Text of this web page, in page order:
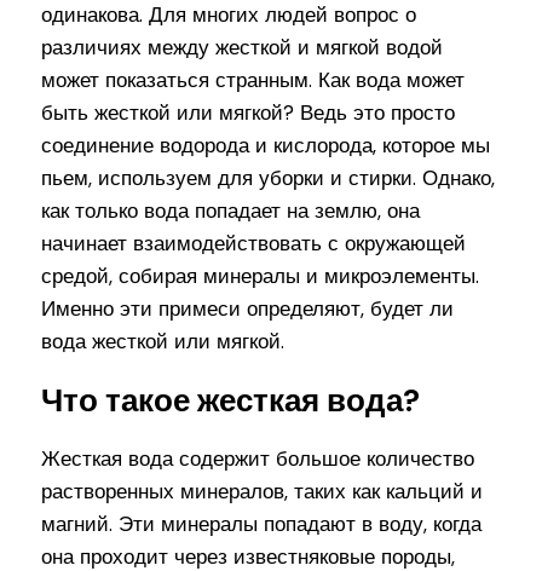
одинакова. Для многих людей вопрос о
различиях между жесткой и мягкой водой
может показаться странным. Как вода может
быть жесткой или мягкой? Ведь это просто
соединение водорода и кислорода, которое мы
пьем, используем для уборки и стирки. Однако,
как только вода попадает на землю, она
начинает взаимодействовать с окружающей
средой, собирая минералы и микроэлементы.
Именно эти примеси определяют, будет ли
вода жесткой или мягкой.
Что такое жесткая вода?
Жесткая вода содержит большое количество
растворенных минералов, таких как кальций и
магний. Эти минералы попадают в воду, когда
она проходит через известняковые породы,